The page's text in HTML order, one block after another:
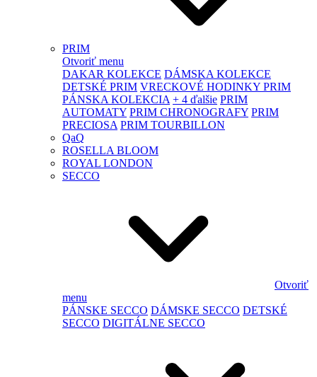
PRIM
Otvoriť menu
DAKAR KOLEKCE DÁMSKA KOLEKCE
DETSKÉ PRIM VRECKOVÉ HODINKY PRIM
PÁNSKA KOLEKCIA + 4 ďalšie PRIM
AUTOMATY PRIM CHRONOGRAFY PRIM
PRECIOSA PRIM TOURBILLON
QaQ
ROSELLA BLOOM
ROYAL LONDON
SECCO
Otvoriť
menu
PÁNSKE SECCO DÁMSKE SECCO DETSKÉ
SECCO DIGITÁLNE SECCO